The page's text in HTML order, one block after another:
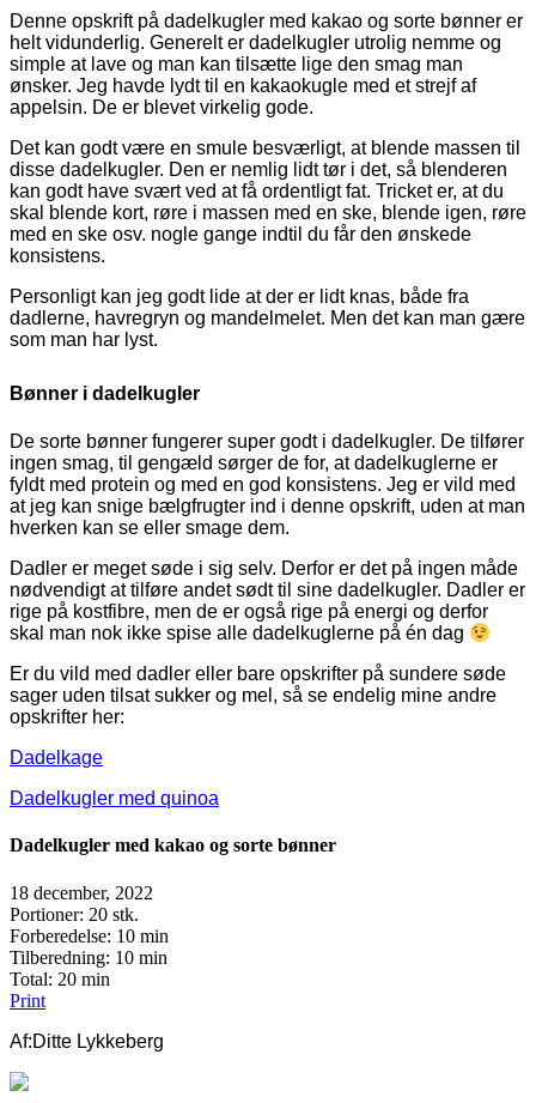
Denne opskrift på dadelkugler med kakao og sorte bønner er
helt vidunderlig. Generelt er dadelkugler utrolig nemme og
simple at lave og man kan tilsætte lige den smag man
ønsker. Jeg havde lydt til en kakaokugle med et strejf af
appelsin. De er blevet virkelig gode.
Det kan godt være en smule besværligt, at blende massen til
disse dadelkugler. Den er nemlig lidt tør i det, så blenderen
kan godt have svært ved at få ordentligt fat. Tricket er, at du
skal blende kort, røre i massen med en ske, blende igen, røre
med en ske osv. nogle gange indtil du får den ønskede
konsistens.
Personligt kan jeg godt lide at der er lidt knas, både fra
dadlerne, havregryn og mandelmelet. Men det kan man gære
som man har lyst.
Bønner i dadelkugler
De sorte bønner fungerer super godt i dadelkugler. De tilfører
ingen smag, til gengæld sørger de for, at dadelkuglerne er
fyldt med protein og med en god konsistens. Jeg er vild med
at jeg kan snige bælgfrugter ind i denne opskrift, uden at man
hverken kan se eller smage dem.
Dadler er meget søde i sig selv. Derfor er det på ingen måde
nødvendigt at tilføre andet sødt til sine dadelkugler. Dadler er
rige på kostfibre, men de er også rige på energi og derfor
skal man nok ikke spise alle dadelkuglerne på én dag
Er du vild med dadler eller bare opskrifter på sundere søde
sager uden tilsat sukker og mel, så se endelig mine andre
opskrifter her:
Dadelkage
Dadelkugler med quinoa
Dadelkugler med kakao og sorte bønner
18 december, 2022
Portioner: 20 stk.
Forberedelse: 10 min
Tilberedning: 10 min
Total: 20 min
Print
Af:Ditte Lykkeberg